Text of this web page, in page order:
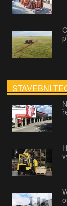
STAVEBNI-